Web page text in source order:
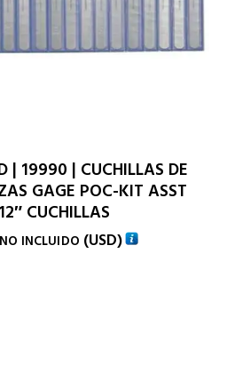
| 19990 | CUCHILLAS DE
GAGE POC-KIT ASST
CUCHILLAS
INCLUIDO (USD)